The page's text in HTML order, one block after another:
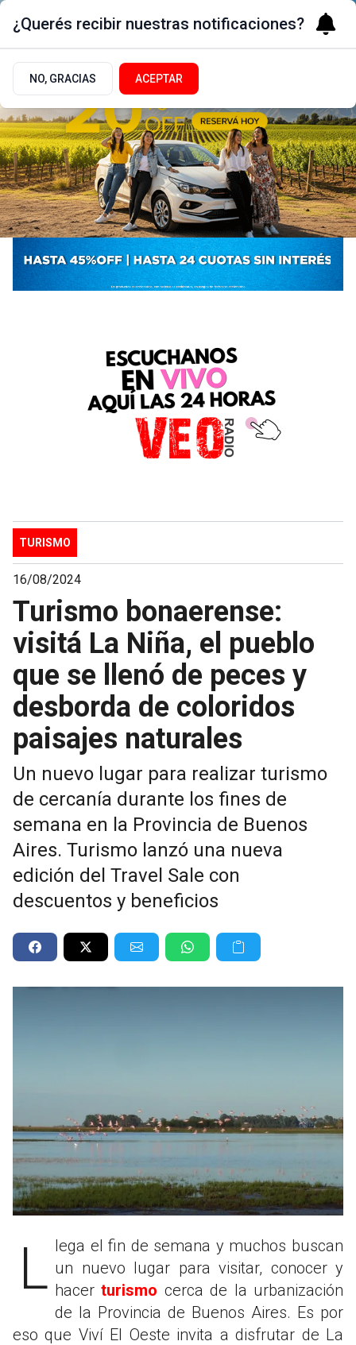
TURISMO
16/08/2024
Turismo bonaerense:
visitá La Niña, el pueblo
que se llenó de peces y
desborda de coloridos
paisajes naturales
Un nuevo lugar para realizar turismo
de cercanía durante los fines de
semana en la Provincia de Buenos
Aires. Turismo lanzó una nueva
edición del Travel Sale con
descuentos y beneficios
Llega el fin de semana y muchos buscan un nuevo lugar para visitar, conocer y
hacerturismo cerca de la urbanización
de la Provincia de Buenos Aires. Es por
eso que Viví El Oeste invita a disfrutar de La
¿Querés recibir nuestras notificaciones?
NO, GRACIAS ACEPTAR